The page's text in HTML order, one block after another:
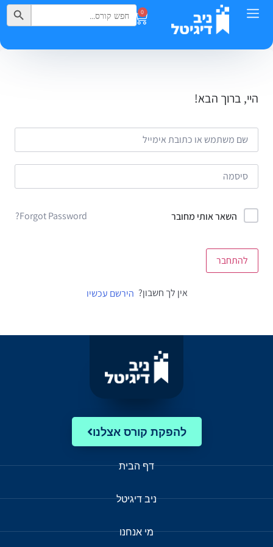
0
Search
for:
Search Button
היי, ברוך הבא!
השאר אותי מחובר Forgot Password?
להתחבר
אין לך חשבון? הירשם עכשיו
להפקת קורס אצלנו
דף הבית
ניב דיגיטל
מי אנחנו